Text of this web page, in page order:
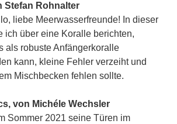
Stefan Rohnalter
liebe Meerwasserfreunde! In dieser
ich über eine Koralle berichten,
als robuste Anfängerkoralle
kann, kleine Fehler verzeiht und
Mischbecken fehlen sollte.
von Michéle Wechsler
Sommer 2021 seine Türen im